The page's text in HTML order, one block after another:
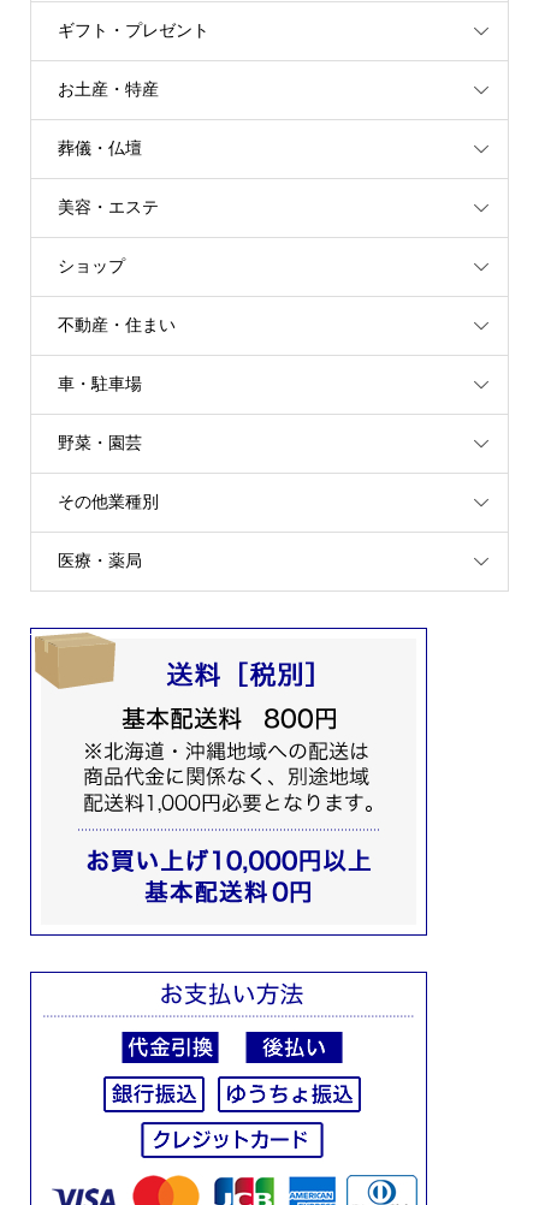
ギフト・プレゼント
お土産・特産
葬儀・仏壇
美容・エステ
ショップ
不動産・住まい
車・駐車場
野菜・園芸
その他業種別
医療・薬局